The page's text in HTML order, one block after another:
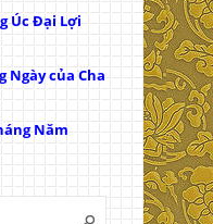
Úc Đại Lợi
Ngày của Cha
Năm